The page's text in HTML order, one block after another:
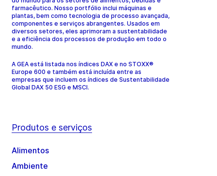
farmacêutico. Nosso portfólio inclui máquinas e
plantas, bem como tecnologia de processo avançada,
componentes e serviços abrangentes. Usados em
diversos setores, eles aprimoram a sustentabilidade
e a eficiência dos processos de produção em todo o
mundo.
A GEA está listada nos índices DAX e no STOXX®
Europe 600 e também está incluída entre as
empresas que incluem os índices de Sustentabilidade
Global DAX 50 ESG e MSCI.
Produtos e serviços
Alimentos
Ambiente